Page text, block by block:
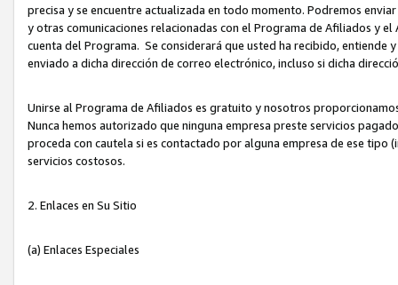
precisa y se encuentre actualizada en todo momento. Podremos
y otras comunicaciones relacionadas con el Programa de Afiliados y
cuenta del Programa. Se considerará que usted ha recibido, entiende
enviado a dicha dirección de correo electrónico, incluso si dicha
Unirse al Programa de Afiliados es gratuito y nosotros
Nunca hemos autorizado que ninguna empresa preste servicios
proceda con cautela si es contactado por alguna empresa de ese
servicios costosos.
2. Enlaces en Su Sitio
(a) Enlaces Especiales